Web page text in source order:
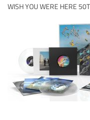
WISH YOU WERE HERE